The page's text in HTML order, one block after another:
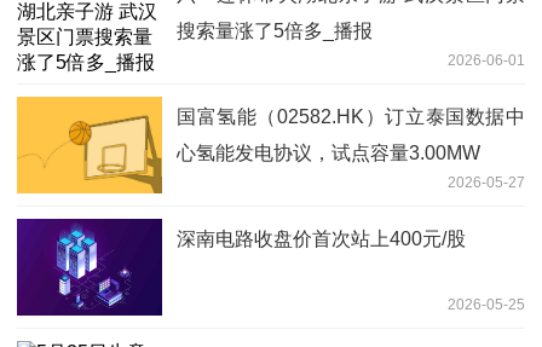
搜索量涨了5倍多_播报
2026-06-01
国富氢能（02582.HK）订立泰国数据中
心氢能发电协议，试点容量3.00MW
2026-05-27
深南电路收盘价首次站上400元/股
2026-05-25